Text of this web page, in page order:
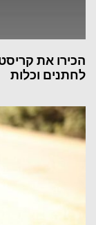
הכירו את
לחתנים וכלות